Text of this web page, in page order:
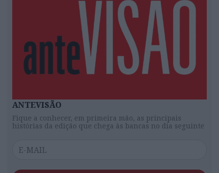
ANTEVISÃO
Fique a conhecer, em primeira mão, as principais
histórias da edição que chega às bancas no dia seguinte